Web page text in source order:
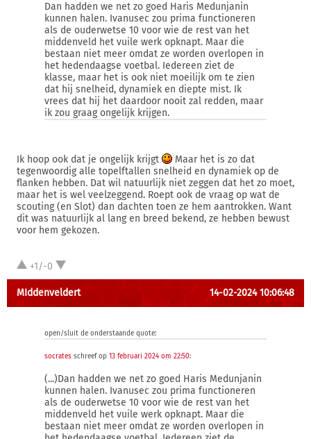
Dan hadden we net zo goed Haris Medunjanin
kunnen halen. Ivanusec zou prima functioneren
als de ouderwetse 10 voor wie de rest van het
middenveld het vuile werk opknapt. Maar die
bestaan niet meer omdat ze worden overlopen in
het hedendaagse voetbal. Iedereen ziet de
klasse, maar het is ook niet moeilijk om te zien
dat hij snelheid, dynamiek en diepte mist. Ik
vrees dat hij het daardoor nooit zal redden, maar
ik zou graag ongelijk krijgen.
Ik hoop ook dat je ongelijk krijgt
Maar het is zo dat
tegenwoordig alle topelftallen snelheid en dynamiek op de
flanken hebben. Dat wil natuurlijk niet zeggen dat het zo moet,
maar het is wel veelzeggend. Roept ook de vraag op wat de
scouting (en Slot) dan dachten toen ze hem aantrokken. Want
dit was natuurlijk al lang en breed bekend, ze hebben bewust
voor hem gekozen.
+1/-0
MIddenveldert 14-02-2024 10:06:48
open/sluit de onderstaande quote:
socrates schreef op 13 februari 2024 om 22:50:
(...)Dan hadden we net zo goed Haris Medunjanin
kunnen halen. Ivanusec zou prima functioneren
als de ouderwetse 10 voor wie de rest van het
middenveld het vuile werk opknapt. Maar die
bestaan niet meer omdat ze worden overlopen in